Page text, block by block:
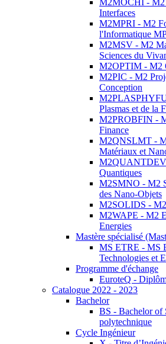
M2MOCHI - M2
Interfaces
M2MPRI - M2
l'Informatique
M2MSV - M2
Sciences du
M2OPTIM - M2
M2PIC - M2
Conception
Plasmas et de la
M2PROBFIN -
Finance
M2QNSLMT -
Matériaux et
Quantiques
M2SMNO - M2
des Nano-Objets
M2SOLIDS - M2
M2WAPE - M2
Energies
Mastère spécialisé
MS ETRE - MS
Technologies et
Programme d'échange
EuroteQ -
Catalogue 2022 - 2023
Bachelor
BS - Bachelor of
polytechnique
Cycle Ingénieur